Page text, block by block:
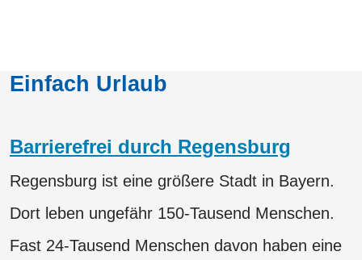
Einfach Urlaub
Barrierefrei durch Regensburg
Regensburg ist eine größere Stadt in Bayern.
Dort leben ungefähr 150-Tausend Menschen.
Fast 24-Tausend Menschen davon haben eine